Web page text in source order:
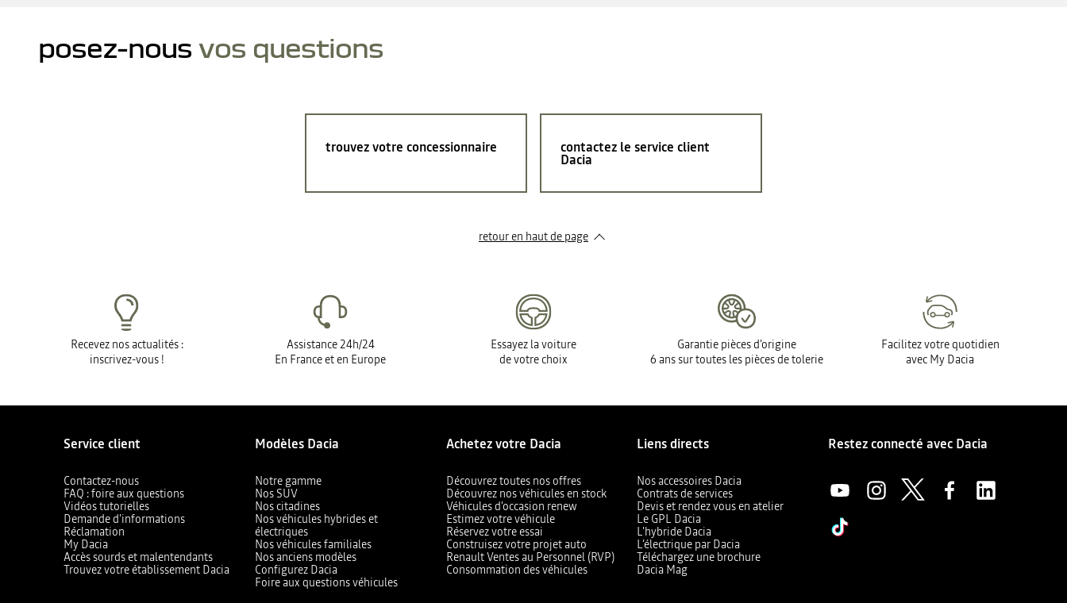
posez-nous vos questions
trouvez votre concessionnaire contactez le service client
Dacia
retour en haut de page​
Recevez nos actualités :
inscrivez-vous !
Assistance 24h/24
En France et en Europe
Essayez la voiture
de votre choix
Garantie pièces d'origine
6 ans sur toutes les pièces de tolerie
Facilitez votre quotidien
avec My Dacia
Service client
Contactez-nous
FAQ : foire aux questions
Vidéos tutorielles
Demande d'informations
Réclamation
My Dacia
Accès sourds et malentendants
Trouvez votre établissement Dacia
Modèles Dacia
Notre gamme
Nos SUV
Nos citadines
Nos véhicules hybrides et
électriques
Nos véhicules familiales
Nos anciens modèles
Configurez Dacia
Foire aux questions véhicules
Achetez votre Dacia
Découvrez toutes nos offres
Découvrez nos véhicules en stock
Véhicules d'occasion renew
Estimez votre véhicule
Réservez votre essai
Construisez votre projet auto
Renault Ventes au Personnel (RVP)
Consommation des véhicules
Liens directs
Nos accessoires Dacia
Contrats de services
Devis et rendez vous en atelier
Le GPL Dacia
L'hybride Dacia
L’électrique par Dacia
Téléchargez une brochure
Dacia Mag
Restez connecté avec Dacia